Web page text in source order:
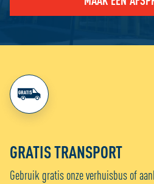
GRATIS TRANSPORT
Gebruik gratis onze verhuisbus of